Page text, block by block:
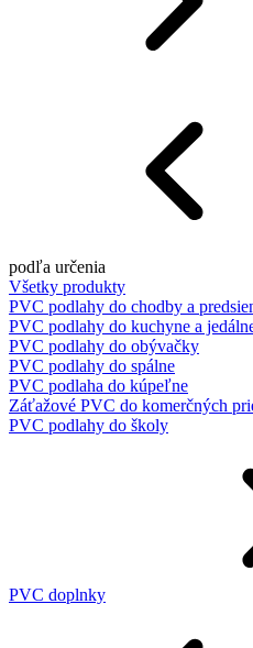
podľa určenia
Všetky produkty
PVC podlahy do chodby a
PVC podlahy do kuchyne a
PVC podlahy do obývačky
PVC podlahy do spálne
PVC podlaha do kúpeľne
Záťažové PVC do komerčných
PVC podlahy do školy
PVC doplnky